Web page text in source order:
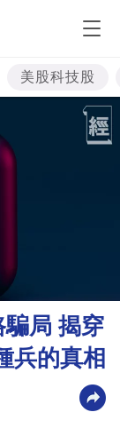
美股科技股
局 揭穿
兵的真相